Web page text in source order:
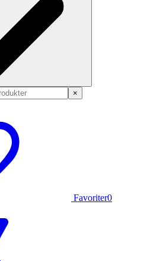
×
Favoriter0